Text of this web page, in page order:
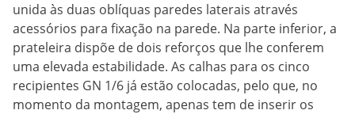
unida às duas oblíquas paredes laterais através
acessórios para fixação na parede. Na parte inferior, a
prateleira dispõe de dois reforços que lhe conferem
uma elevada estabilidade. As calhas para os cinco
recipientes GN 1/6 já estão colocadas, pelo que, no
momento da montagem, apenas tem de inserir os